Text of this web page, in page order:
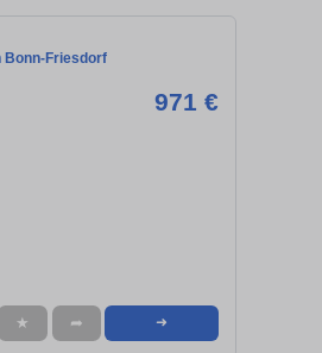
Bonn‑Friesdorf
971 €
★ ➦ ➜